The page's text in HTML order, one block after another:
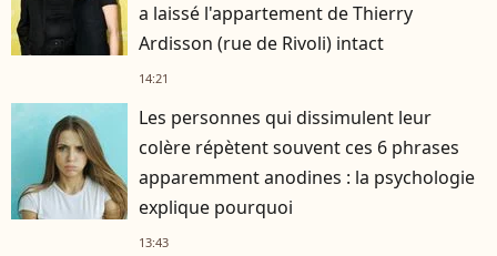
a laissé l'appartement de Thierry
Ardisson (rue de Rivoli) intact
14:21
Les personnes qui dissimulent leur
colère répètent souvent ces 6 phrases
apparemment anodines : la psychologie
explique pourquoi
13:43